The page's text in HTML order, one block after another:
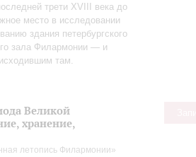
трети XVIII века до
место в исследовании
здания петербургского
зала Филармонии — и
там.
Великой
хранение,
летопись Филармонии»